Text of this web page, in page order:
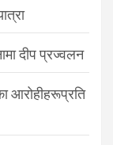
दीप प्रज्वलन
आरोहीहरूप्रति